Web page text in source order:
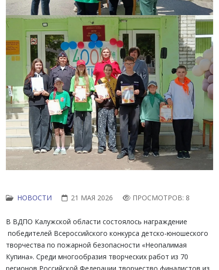
НОВОСТИ 21 МАЯ 2026 ПРОСМОТРОВ: 8
В ВДПО Калужской области состоялось награждение
победителей Всероссийского конкурса детско-юношеского
творчества по пожарной безопасности «Неопалимая
Купина». Среди многообразия творческих работ из 70